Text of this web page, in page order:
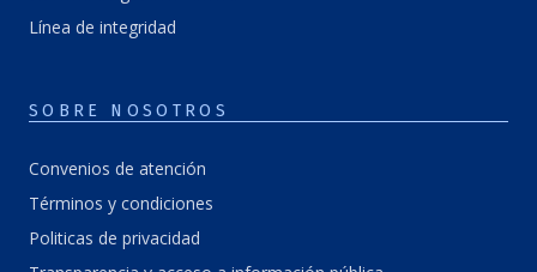
Línea de integridad
SOBRE NOSOTROS
Convenios de atención
Términos y condiciones
Politicas de privacidad